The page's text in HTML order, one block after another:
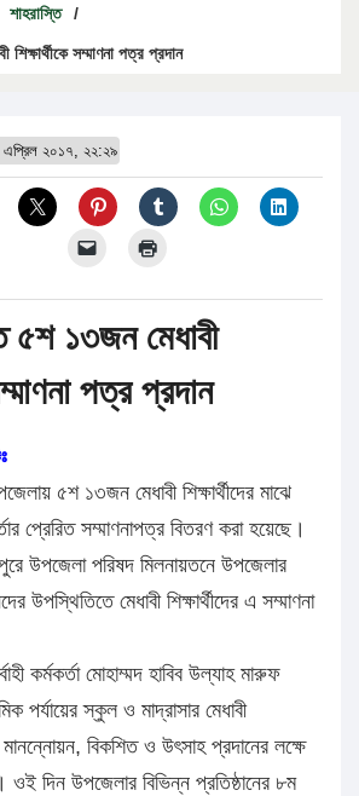
শাহরাস্তি /
শিক্ষার্থীকে সম্মাণনা পত্র প্রদান
২০১৭, ২২:২৯
৫শ ১৩জন মেধাবী
পত্র প্রদান
৫শ ১৩জন মেধাবী শিক্ষার্থীদের মাঝে
প্রেরিত সম্মাণনাপত্র বিতরণ করা হয়েছে।
উপজেলা পরিষদ মিলনায়তনে উপজেলার
উপস্থিতিতে মেধাবী শিক্ষার্থীদের এ সম্মাণনা
কর্মকর্তা মোহাম্মদ হাবিব উল্যাহ মারুফ
পর্যায়ের স্কুল ও মাদ্রাসার মেধাবী
মানন্নোয়ন, বিকশিত ও উৎসাহ প্রদানের লক্ষে
দিন উপজেলার বিভিন্ন প্রতিষ্ঠানের ৮ম